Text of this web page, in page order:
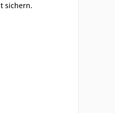
sichern.